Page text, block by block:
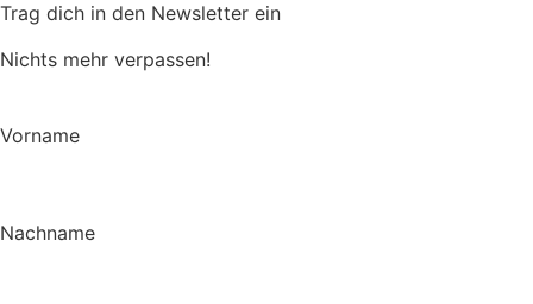
Trag dich in den Newsletter ein
Nichts mehr verpassen!
Vorname
Nachname